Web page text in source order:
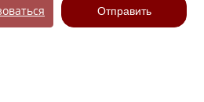
Отправить